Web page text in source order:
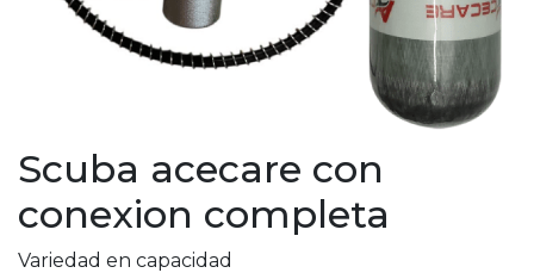
Scuba acecare con
conexion completa
Variedad en capacidad